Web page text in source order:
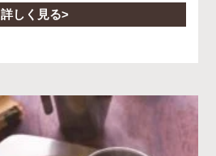
詳しく見る